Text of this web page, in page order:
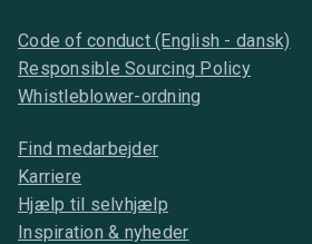
Code of conduct (English - dansk)
Responsible Sourcing Policy
Whistleblower-ordning
Find medarbejder
Karriere
Hjælp til selvhjælp
Inspiration & nyheder